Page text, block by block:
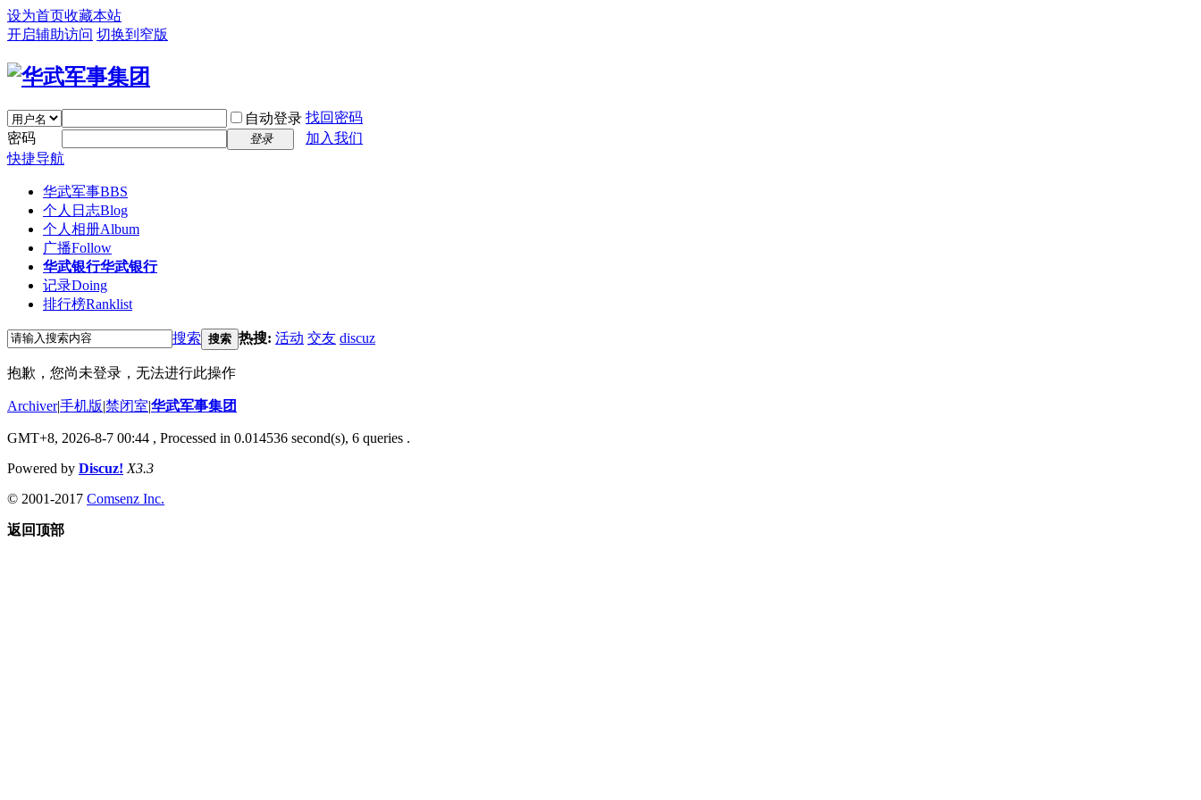
设为首页收藏本站
开启辅助访问 切换到窄版
自动登录 找回密码
密码
登录
加入我们
快捷导航
华武军事BBS
个人日志Blog
个人相册Album
广播Follow
华武银行华武银行
记录Doing
排行榜Ranklist
搜索 搜索 热搜: 活动 交友 discuz
抱歉，您尚未登录，无法进行此操作
Archiver|手机版|禁闭室|华武军事集团
GMT+8, 2026-8-7 00:44 , Processed in 0.014536 second(s), 6 queries .
Powered by Discuz! X3.3
© 2001-2017 Comsenz Inc.
返回顶部